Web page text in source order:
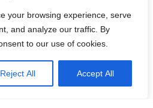
your browsing experience, serve
and analyze our traffic. By
to our use of cookies.
Reject All Accept All